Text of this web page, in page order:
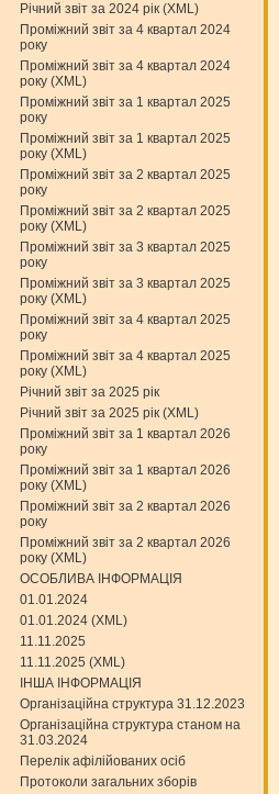
Річний звіт за 2024 рік (XML)
Проміжний звіт за 4 квартал 2024
року
Проміжний звіт за 4 квартал 2024
року (XML)
Проміжний звіт за 1 квартал 2025
року
Проміжний звіт за 1 квартал 2025
року (XML)
Проміжний звіт за 2 квартал 2025
року
Проміжний звіт за 2 квартал 2025
року (XML)
Проміжний звіт за 3 квартал 2025
року
Проміжний звіт за 3 квартал 2025
року (XML)
Проміжний звіт за 4 квартал 2025
року
Проміжний звіт за 4 квартал 2025
року (XML)
Річний звіт за 2025 рік
Річний звіт за 2025 рік (XML)
Проміжний звіт за 1 квартал 2026
року
Проміжний звіт за 1 квартал 2026
року (XML)
Проміжний звіт за 2 квартал 2026
року
Проміжний звіт за 2 квартал 2026
року (XML)
ОСОБЛИВА ІНФОРМАЦІЯ
01.01.2024
01.01.2024 (XML)
11.11.2025
11.11.2025 (XML)
ІНША ІНФОРМАЦІЯ
Організаційна структура 31.12.2023
Організаційна структура станом на
31.03.2024
Перелік афілійованих осіб
Протоколи загальних зборів